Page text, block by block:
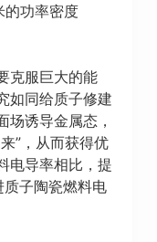
的功率密度
克服巨大的能
如同给质子修建
场诱导金属态，
”，从而获得优
电导率相比，提
子陶瓷燃料电